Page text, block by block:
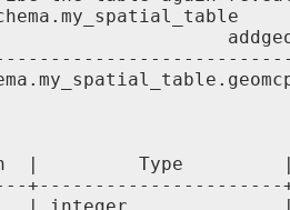
|         Type